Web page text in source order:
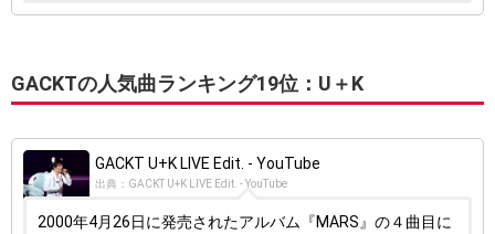
GACKTの人気曲ランキング19位：U＋K
GACKT U+K LIVE Edit. - YouTube
出典：GACKT U+K LIVE Edit. - YouTube
2000年4月26日に発売されたアルバム『MARS』の４曲目に